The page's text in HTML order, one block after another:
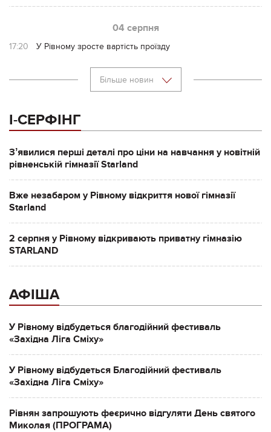
04 серпня
17:20 У Рівному зросте вартість проїзду
Більше новин
І-СЕРФІНГ
Зʼявилися перші деталі про ціни на навчання у новітній
рівненській гімназії Starland
Вже незабаром у Рівному відкриття нової гімназії
Starland
2 серпня у Рівному відкривають приватну гімназію
STARLAND
АФІША
У Рівному відбудеться благодійний фестиваль
«Західна Ліга Сміху»
У Рівному відбудеться Благодійний фестиваль
«Західна Ліга Сміху»
Рівнян запрошують феєрично відгуляти День святого
Миколая (ПРОГРАМА)